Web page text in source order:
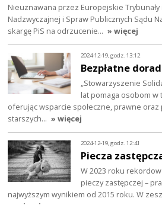
Nieuznawana przez Europejskie
Nadzwyczajnej i Spraw Publicznych Sądu
skargę PiS na odrzucenie… » więcej
2024-12-19, godz. 13:12
Bezpłatne
„Stowarzyszenie
lat pomaga osobom w
oferując wsparcie społeczne, prawne oraz
starszych… » więcej
2024-12-19, godz. 12:41
Piecza
W 2023 roku
pieczy zastępczej –
najwyższym wynikiem od 2015 roku. W